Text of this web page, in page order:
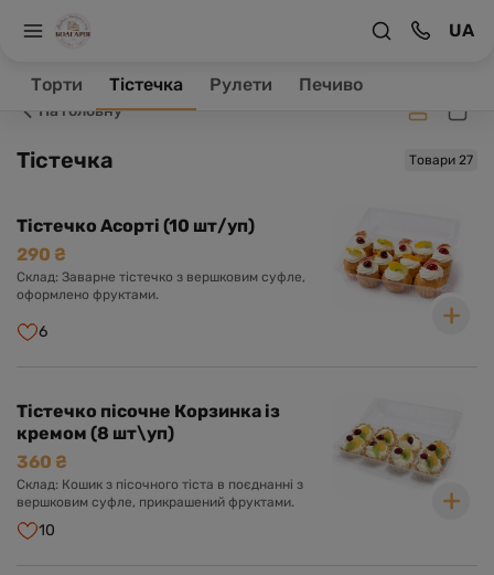
UA
Торти Тістечка Рулети Печиво
Заклад зачинено, ваше замовлення буде оброблене в
На головну
Тістечка Товари 27
Тістечко Асорті (10 шт/уп)
290 ₴
Склад: Заварне тістечко з вершковим суфле,
оформлено фруктами.
6
Тістечко пісочне Корзинка із
кремом (8 шт\уп)
360 ₴
Склад: Кошик з пісочного тіста в поєднанні з
вершковим суфле, прикрашений фруктами.
10